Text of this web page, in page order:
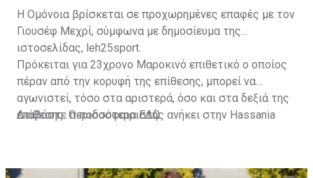
Η Ομόνοια βρίσκεται σε προχωρημένες επαφές με τον
Γιουσέφ Μεχρί, σύμφωνα με δημοσίευμα της
ιστοσελίδας, leh25sport.
Πρόκειται για 23χρονο Μαροκινό επιθετικό ο οποίος
πέραν από την κορυφή της επίθεσης, μπορεί να
αγωνιστεί, τόσο στα αριστερά, όσο και στα δεξιά της
επίθεσης. Ο ποδοσφαιριστής ανήκει στην Hassania
Διαβάστε περισσότεραΕΔΩ.